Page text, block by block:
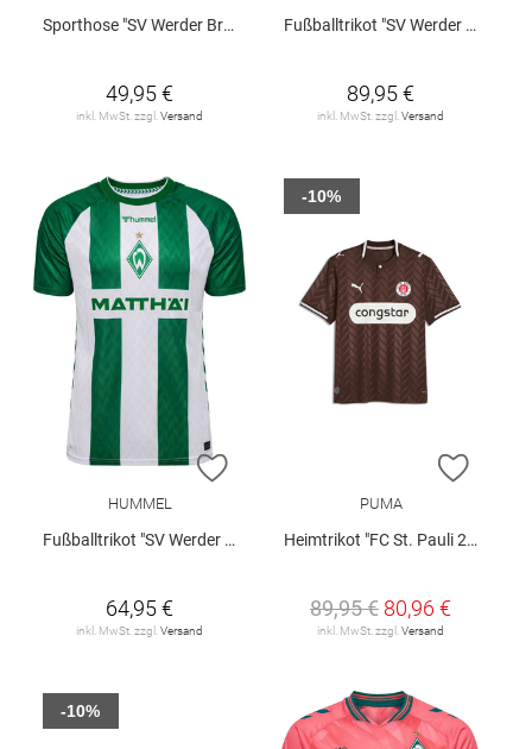
Sporthose "SV Werder Bremen Home 2026/27"
49,95 €
inkl. MwSt. zzgl.Versand
Fußballtrikot "SV Werder Bremen Home 2026/27"
89,95 €
inkl. MwSt. zzgl.Versand
ZUR WUNSCHLISTE HINZUFÜGEN
HUMMEL
Fußballtrikot "SV Werder Bremen Home 2026/27 Women"
64,95 €
inkl. MwSt. zzgl. Versand
ZUR
PUMA
Heimtrikot "FC St. Pauli 26/27"
89,95 € 80,96 €
inkl. MwSt. zzgl. Versand
-10%
-10%